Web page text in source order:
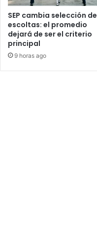
SEP cambia selección de
escoltas: el promedio
dejará de ser el criterio
principal
9 horas ago